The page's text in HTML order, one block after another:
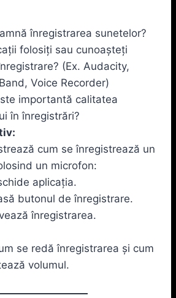
înregistrarea sunetelor?
folosiți sau cunoașteți
(Ex. Audacity,
Voice Recorder)
importantă calitatea
în înregistrări?
cum se înregistrează un
un microfon:
aplicația.
butonul de înregistrare.
înregistrarea.
se redă înregistrarea și cum
volumul.